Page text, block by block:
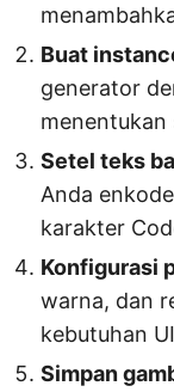
Buat
generator
menentukan
Setel teks
Anda
karakter
Konfigurasi
warna, dan
kebutuhan
Simpan